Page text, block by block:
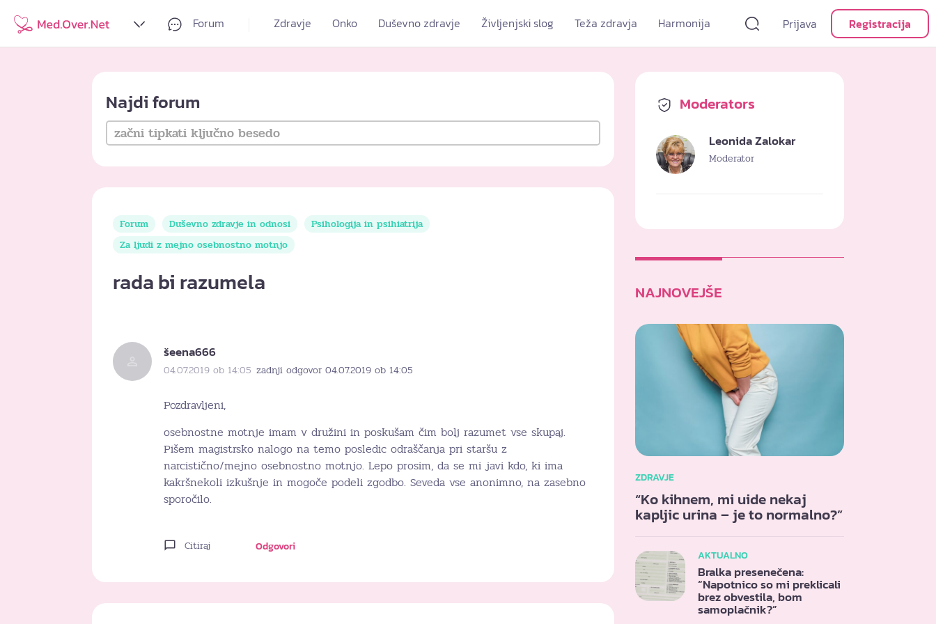
Forum Zdravje Onko Duševno zdravje Življenjski slog Teža zdravja Harmonija Prijava Registracija
Najdi forum
Forum Duševno zdravje in odnosi
Psihologija in psihiatrija
Za ljudi z mejno osebnostno motnjo
rada bi razumela
šeena666
04.07.2019 ob 14:05 zadnji odgovor 04.07.2019 ob 14:05
Pozdravljeni,
osebnostne motnje imam v družini in poskušam čim bolj razumet vse skupaj.
Pišem magistrsko nalogo na temo posledic odraščanja pri staršu z
narcistično/mejno osebnostno motnjo. Lepo prosim, da se mi javi kdo, ki ima
kakršnekoli izkušnje in mogoče podeli zgodbo. Seveda vse anonimno, na zasebno
sporočilo.
Citiraj Odgovori
Moderators
Leonida Zalokar
Moderator
NAJNOVEJŠE
ZDRAVJE
“Ko kihnem, mi uide nekaj
kapljic urina – je to normalno?”
AKTUALNO
Bralka presenečena:
“Napotnico so mi preklicali
brez obvestila, bom
samoplačnik?”